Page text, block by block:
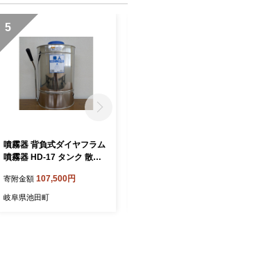
5
噴霧器 背負式ダイヤフラム
噴霧器 HD-17 タンク 散布
寄附金額 107,500円
岐阜県池田町